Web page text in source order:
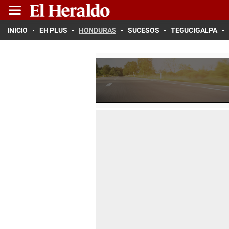
INICIO EH PLUS HONDURAS SUCESOS TEGUCIGALPA